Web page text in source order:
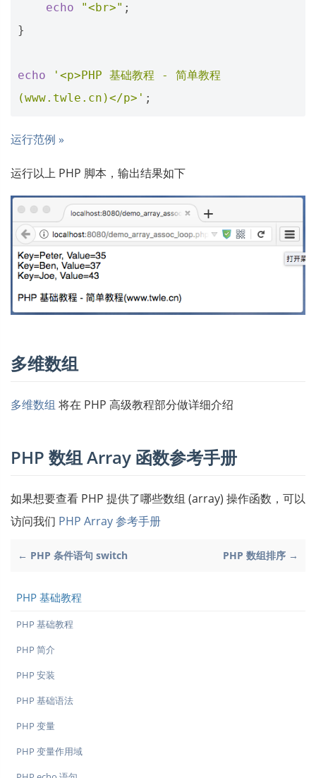
echo
"<br>" ;
}
echo
'<p>PHP 基础教程 - 简单教程
(www.twle.cn)</p>' ;
运行范例 »
运行以上 PHP 脚本，输出结果如下
多维数组
多维数组 将在 PHP 高级教程部分做详细介绍
PHP 数组 Array 函数参考手册
如果想要查看 PHP 提供了哪些数组 (array) 操作函数，可以
访问我们 PHP Array 参考手册
← PHP 条件语句 switch PHP 数组排序 →
PHP 基础教程
PHP 基础教程
PHP 简介
PHP 安装
PHP 基础语法
PHP 变量
PHP 变量作用域